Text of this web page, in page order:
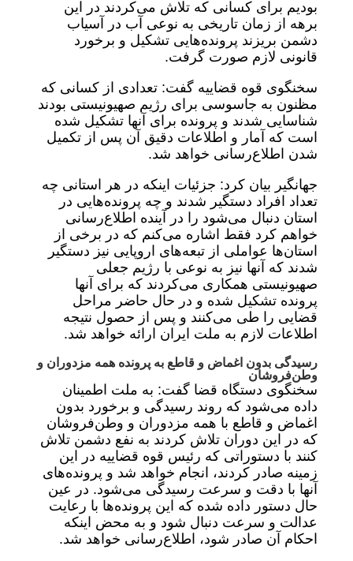
بودیم برای کسانی که تلاش می‌کردند در این
برهه از زمان تاریخی به نوعی آب در آسیاب
دشمن بریزند پرونده‌هایی تشکیل و برخورد
قانونی لازم صورت گرفت.
سخنگوی قوه قضاییه گفت: تعدادی از کسانی که
مظنون به جاسوسی برای رژیم صهیونیستی بودند
شناسایی شدند و پرونده برای آنها تشکیل شده
است که آمار و اطلاعات دقیق آن پس از تکمیل
شدن اطلاع‌رسانی خواهد شد.
جهانگیر بیان کرد: جزئیات اینکه در هر استانی چه
تعداد افراد دستگیر شدند و چه پرونده‌هایی در
استان دنبال می‌شود را در آینده اطلاع‌رسانی
خواهم کرد فقط اشاره می‌کنم که در برخی از
استان‌ها عواملی از تبعه‌های اروپایی نیز دستگیر
شدند که آنها نیز به نوعی با رژیم جعلی
صهیونیستی همکاری می‌کردند که برای آنها
پرونده تشکیل شده و در حال حاضر مراحل
قضایی را طی می‌کنند و پس از حصول نتیجه
اطلاعات لازم به ملت ایران ارائه خواهد شد.
رسیدگی بدون اغماض و قاطع به پرونده همه مزدوران و
وطن‌فروشان
سخنگوی دستگاه قضا گفت: به ملت اطمینان
داده می‌شود که روند رسیدگی و برخورد بدون
اغماض و قاطع با همه مزدوران و وطن‌فروشان
که در این دوران تلاش کردند به نفع دشمن تلاش
کنند با دستوراتی که رئیس قوه قضاییه در این
زمینه صادر کردند، انجام خواهد شد و پرونده‌های
آنها با دقت و سرعت رسیدگی می‌شود. در عین
حال دستور داده شده که این پرونده‌ها با رعایت
عدالت و سرعت دنبال شود و به محض اینکه
احکام آن صادر شود، اطلاع‌رسانی خواهد شد.